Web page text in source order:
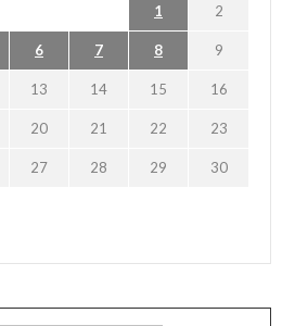
1 2
6 7 8 9
13 14 15 16
20 21 22 23
27 28 29 30